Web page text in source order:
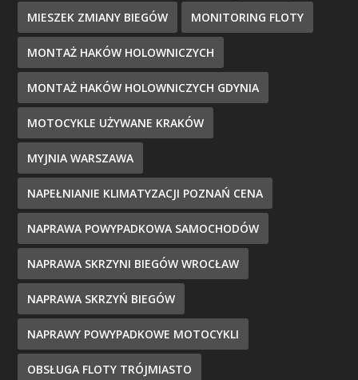
MIESZEK ZMIANY BIEGÓW MONITORING FLOTY
MONTAŻ HAKÓW HOLOWNICZYCH
MONTAŻ HAKÓW HOLOWNICZYCH GDYNIA
MOTOCYKLE UŻYWANE KRAKÓW
MYJNIA WARSZAWA
NAPEŁNIANIE KLIMATYZACJI POZNAŃ CENA
NAPRAWA POWYPADKOWA SAMOCHODÓW
NAPRAWA SKRZYNI BIEGÓW WROCŁAW
NAPRAWA SKRZYŃ BIEGÓW
NAPRAWY POWYPADKOWE MOTOCYKLI
OBSŁUGA FLOTY TRÓJMIASTO